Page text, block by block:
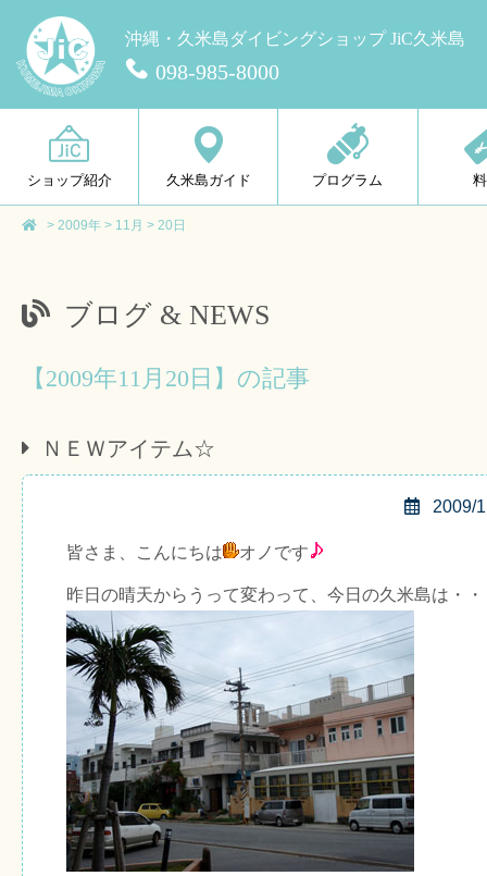
沖縄・久米島ダイビングショップ JiC久米島
098-985-8000
ショップ紹介 久米島ガイド プログラム
> 2009年 > 11月 > 20日
ブログ & NEWS
【2009年11月20日】の記事
ＮＥＷアイテム☆
2009/
皆さま、こんにちは オノです
昨日の晴天からうって変わって、今日の久米島は・・